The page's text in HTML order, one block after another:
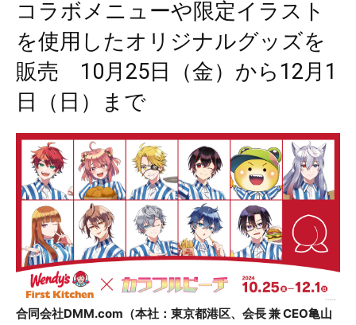
コラボメニューや限定イラスト
を使用したオリジナルグッズを
販売 10月25日（金）から12月1
日（日）まで
合同会社DMM.com（本社：東京都港区、会長 兼 CEO亀山